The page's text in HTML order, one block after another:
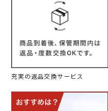
充実の返品交換サービス